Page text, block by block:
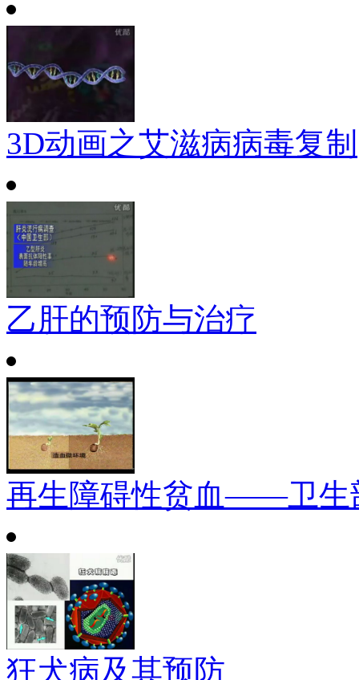
3D动画之艾滋病病毒复制
乙肝的预防与治疗
再生障碍性贫血——卫生
狂犬病及其预防